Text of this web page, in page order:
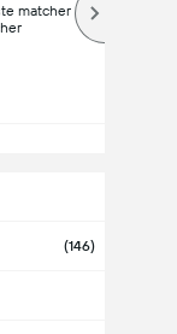
matcher
(146)